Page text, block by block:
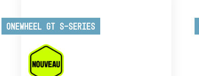
Onewheel GT S-Series